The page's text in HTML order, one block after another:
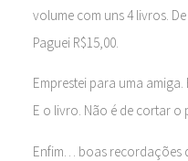
volume com uns 4 livros.
Paguei R$15,00.
Emprestei para uma
E o livro. Não é de cortar o
Enfim… boas recordações